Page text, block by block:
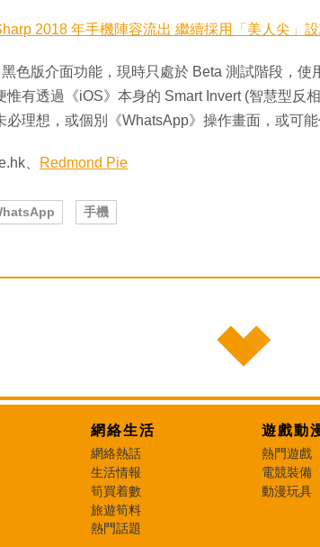
2018 年手機陣容流出 繼續採用「美人尖」
黑色版介面功能，現時只處於 Beta 測試階段，
惟有透過《iOS》本身的 Smart Invert (智慧型反
必理想，或個別《WhatsApp》操作畫面，或可能
、 Redmond Pie
手機
網絡生活
網絡熱話
生活情報
筍買着數
旅遊筍料
熱門話題
遊戲動
熱門遊戲
電競裝備
動漫玩具